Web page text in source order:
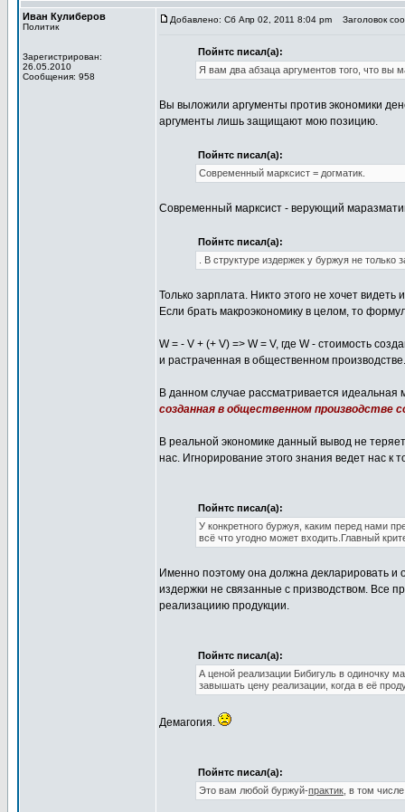
Иван Кулиберов
Политик
Зарегистрирован:
26.05.2010
Сообщения: 958
Добавлено: Сб Апр 02, 2011 8:04 pm Заголовок
Пойнтс писал(а):
Я вам два абзаца аргументов того, что вы
Вы выложили аргументы против экономики
аргументы лишь защищают мою позицию.
Пойнтс писал(а):
Современный марксист = догматик.
Современный марксист - верующий
Пойнтс писал(а):
. В структуре издержек у буржуя не только
Только зарплата. Никто этого не хочет видеть
Если брать макроэкономику в целом, то
W = - V + (+ V) => W = V, где W - стоимость
и растраченная в общественном производстве.
В данном случае рассматривается идеальная
созданная в общественном
В реальной экономике данный вывод не
нас. Игнорирование этого знания ведет нас к
Пойнтс писал(а):
У конкретного буржуя, каким перед нами
всё что угодно может входить.Главный
Именно поэтому она должна декларировать и
издержки не связанные с призводством. Все
реализациию продукции.
Пойнтс писал(а):
А ценой реализации Бибигуль в одиночку
завышать цену реализации, когда в её
Демагогия.
Пойнтс писал(а):
Это вам любой буржуй-практик , в том